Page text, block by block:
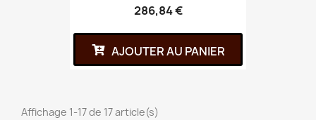
286,84 €
AJOUTER AU PANIER
Affichage 1-17 de 17 article(s)